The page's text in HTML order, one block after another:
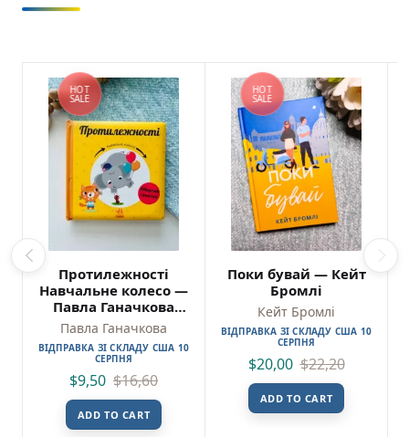
HOT
SALE
Протилежності
Навчальне колесо —
Павла Ганачкова
(Пошкоджена)
Павла Ганачкова
ВІДПРАВКА ЗІ СКЛАДУ США 10
СЕРПНЯ
$9,50 $16,60
ADD TO CART
HOT
SALE
Поки бувай — Кейт
Бромлі
Кейт Бромлі
ВІДПРАВКА ЗІ СКЛАДУ США 10
СЕРПНЯ
$20,00 $22,20
ADD TO CART